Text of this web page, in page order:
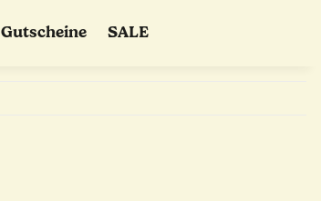
Gutscheine SALE